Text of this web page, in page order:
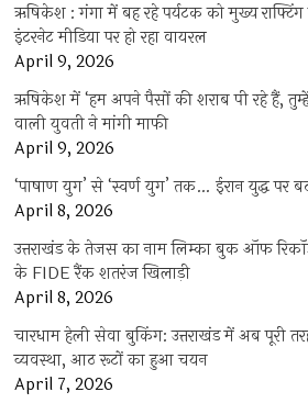
ऋषिकेश : गंगा में बह रहे पर्यटक को मुख्य राफ्टिंग
इंटरनेट मीडिया पर हो रहा वायरल
April 9, 2026
ऋषिकेश में ‘हम अपने पैसों की शराब पी रहे हैं,
वाली युवती ने मांगी माफी
April 9, 2026
‘पाषाण युग’ से ‘स्वर्ण युग’ तक… ईरान युद्ध पर
April 8, 2026
उत्तराखंड के तेजस का नाम लिम्का बुक ऑफ
के FIDE रैंक शतरंज खिलाड़ी
April 8, 2026
चारधाम हेली सेवा बुकिंग: उत्तराखंड में अब पूरी
व्यवस्था, आठ रूटों का हुआ चयन
April 7, 2026